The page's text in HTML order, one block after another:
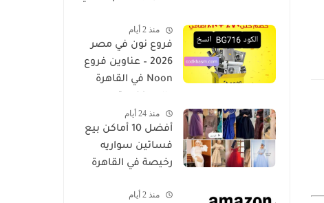
منذ 2 أيام
فروع نون في مصر
2026 – عناوين فروع
Noon في القاهرة
وأسيوط كود خصم
منذ 24 أيام
أفضل 10 أماكن بيع
فساتين سواريه
رخيصة في القاهرة
منذ 2 أيام